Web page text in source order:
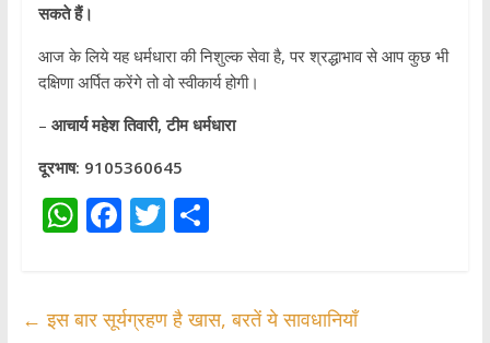
सकते हैं।
आज के लिये यह धर्मधारा की निशुल्क सेवा है, पर श्रद्धाभाव से आप कुछ भी
दक्षिणा अर्पित करेंगे तो वो स्वीकार्य होगी।
– आचार्य महेश तिवारी, टीम धर्मधारा
दूरभाष: 9105360645
W
s
F
b
T
er
S
e
← इस बार सूर्यग्रहण है खास, बरतें ये सावधानियाँ